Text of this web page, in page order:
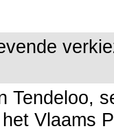
Tendeloo,
Vlaams